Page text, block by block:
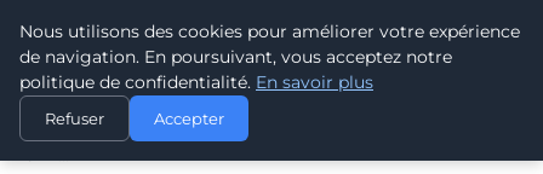
CLIMATE GUARDIAN
ACCUEIL
DÉVELOPPEMENT DURABLE
VOLTALIA DÉVOILE SPRING : UN AMBITIEUX PLAN POUR
Nous utilisons des cookies pour améliorer votre expérience
de navigation. En poursuivant, vous acceptez notre
politique de confidentialité. En savoir plus
Refuser Accepter